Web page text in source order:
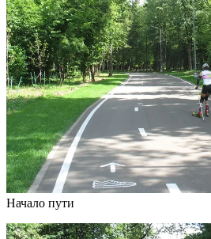
Начало пути